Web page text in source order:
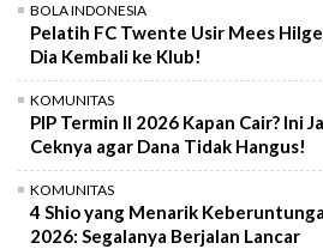
BOLA INDONESIA
Pelatih FC Twente Usir Mees
Dia Kembali ke Klub!
KOMUNITAS
PIP Termin II 2026 Kapan Cair? Ini
Ceknya agar Dana Tidak Hangus!
KOMUNITAS
4 Shio yang Menarik
2026: Segalanya Berjalan Lancar